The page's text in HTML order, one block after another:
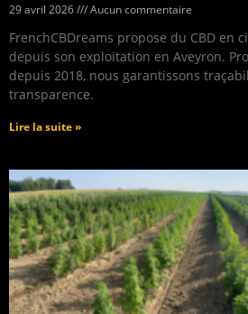
29 avril 2026 Aucun commentaire
FrenchCBDreams propose du CBD en
depuis son exploitation en Aveyron.
depuis 2018, nous garantissons
transparence.
Lire la suite »